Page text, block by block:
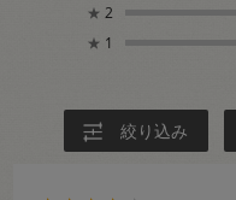
★ 2
★ 1
絞り込み